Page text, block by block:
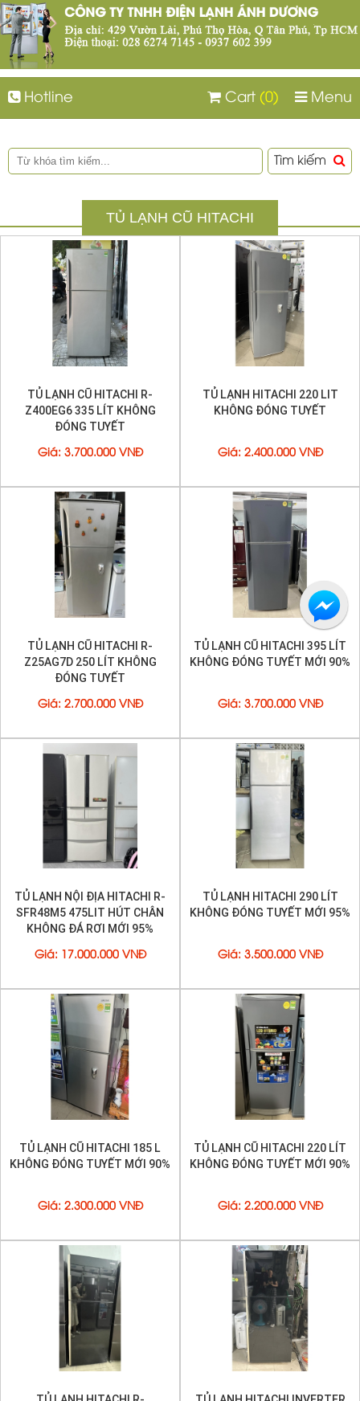
Hotline Menu
Cart (0)
Tìm kiếm
TỦ LẠNH CŨ HITACHI
TỦ LẠNH CŨ HITACHI R-
Z400EG6 335 LÍT KHÔNG
ĐÓNG TUYẾT
Giá: 3.700.000 VNĐ
TỦ LẠNH HITACHI 220 LIT
KHÔNG ĐÓNG TUYẾT
Giá: 2.400.000 VNĐ
TỦ LẠNH CŨ HITACHI R-
Z25AG7D 250 LÍT KHÔNG
ĐÓNG TUYẾT
Giá: 2.700.000 VNĐ
TỦ LẠNH CŨ HITACHI 395 LÍT
KHÔNG ĐÓNG TUYẾT MỚI 90%
Giá: 3.700.000 VNĐ
TỦ LẠNH NỘI ĐỊA HITACHI R-
SFR48M5 475LIT HÚT CHÂN
KHÔNG ĐÁ RƠI MỚI 95%
Giá : 17.000.000 VNĐ
TỦ LẠNH HITACHI 290 LÍT
KHÔNG ĐÓNG TUYẾT MỚI 95%
Giá : 3.500.000 VNĐ
TỦ LẠNH CŨ HITACHI 185 L
KHÔNG ĐÓNG TUYẾT MỚI 90%
Giá: 2.300.000 VNĐ
TỦ LẠNH CŨ HITACHI 220 LÍT
KHÔNG ĐÓNG TUYẾT MỚI 90%
Giá: 2.200.000 VNĐ